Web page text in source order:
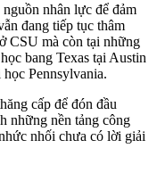
nhân lực để đảm
đang tiếp tục thâm
CSU mà còn tại những
bang Texas tại Austin
Pennsylvania.
cấp để đón đầu
những nền tảng công
nhối chưa có lời giải